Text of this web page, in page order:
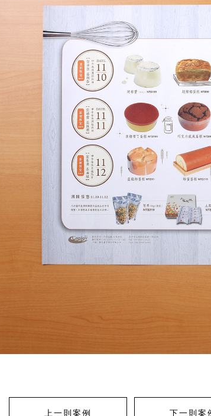
上一則案例 下一則案